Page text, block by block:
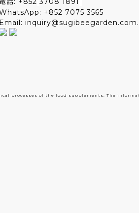
+852 7075 3565
Email:
processes of the food supplements. The